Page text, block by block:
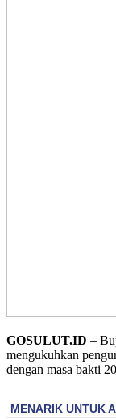
GOSULUT.ID –
mengukuhkan
dengan masa bakti